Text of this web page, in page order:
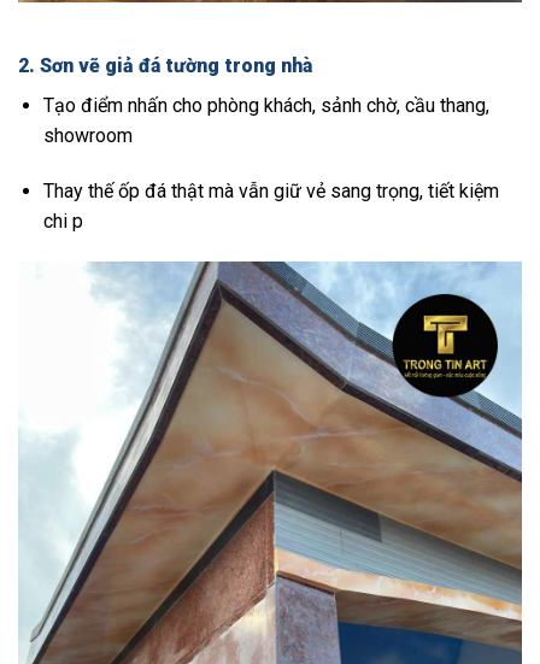
2. Sơn vẽ giả đá tường trong nhà
Tạo điểm nhấn cho phòng khách, sảnh chờ, cầu thang,
showroom
Thay thế ốp đá thật mà vẫn giữ vẻ sang trọng, tiết kiệm
chi p